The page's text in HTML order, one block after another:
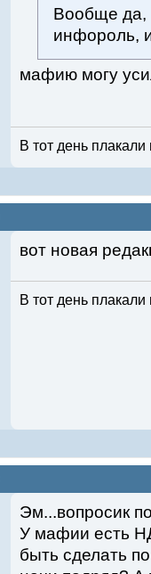
Вообще да,
инфороль,
мафию могу
В тот день плакали
вот новая
В тот день плакали
Эм...вопросик
У мафии есть
быть сделать